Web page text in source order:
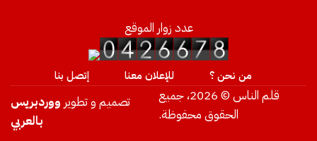
عدد زوار الموقع
من نحن ؟ للإعلان معنا إتصل بنا
قلم الناس © 2026، جميع
الحقوق محفوظة.
تصميم و تطوير ووردبريس
بالعربي